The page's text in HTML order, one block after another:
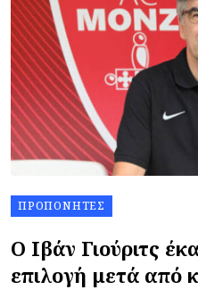
ΠΡΟΠΟΝΗΤΈΣ
Ο Ιβάν Γιούριτς
επιλογή μετά από